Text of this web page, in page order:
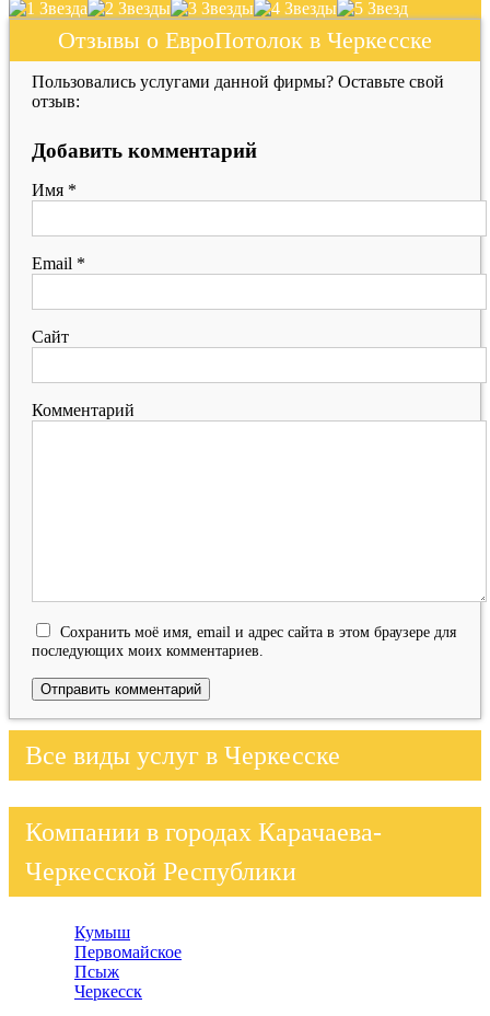
Отзывы о ЕвроПотолок в Черкесске
Пользовались услугами данной фирмы? Оставьте свой
отзыв:
Добавить комментарий
Имя *
Email *
Сайт
Комментарий
Сохранить моё имя, email и адрес сайта в этом браузере для
последующих моих комментариев.
Все виды услуг в Черкесске
Компании в городах Карачаева-
Черкесской Республики
Кумыш
Первомайское
Псыж
Черкесск